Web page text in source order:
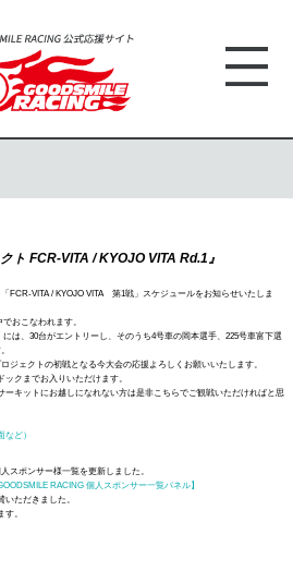
ト FCR-VITA / KYOJO VITA Rd.1』
FCR-VITA / KYOJO VITA 第1戦」スケジュールをお知らせいたしま
おこなわれます。
は、30台がエントリーし、そのうち4号車の岡本選手、225号車富下選
ジェクトの初戦となる今大会の応援よろしくお願いいたします。
クまでお入りいただけます。
キットにお越しになれない方は是非こちらでご観戦いただければと思
ど）
スポンサー様一覧を更新しました。
RACING 個人スポンサー一覧パネル】
ただきました。
。